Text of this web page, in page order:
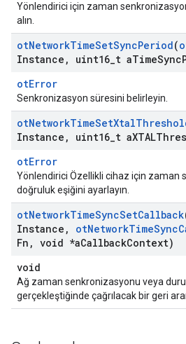
Yönlendirici için zaman
alın.
otNetworkTimeSetSyncPeriod(
Instance , uint16 t aTimeSync
otError
Senkronizasyon süresini belirleyin.
otNetworkTimeSetXtal
Instance , uint16 t a
otError
Yönlendirici Özellikli cihaz için zaman
doğruluk eşiğini ayarlayın.
otNetworkTimeSyncSetCallback
Instance , otNetworkTimeSync
Fn , void *aCallbackContext)
void
Ağ zaman senkronizasyonu veya
gerçekleştiğinde çağrılacak bir geri